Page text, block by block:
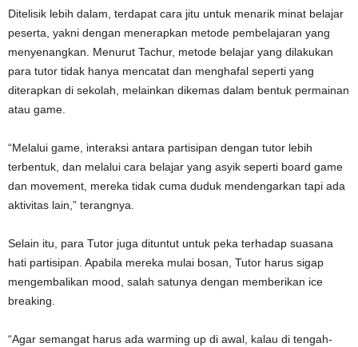
Ditelisik lebih dalam, terdapat cara jitu untuk menarik minat belajar
peserta, yakni dengan menerapkan metode pembelajaran yang
menyenangkan. Menurut Tachur, metode belajar yang dilakukan
para tutor tidak hanya mencatat dan menghafal seperti yang
diterapkan di sekolah, melainkan dikemas dalam bentuk permainan
atau game.
“Melalui game, interaksi antara partisipan dengan tutor lebih
terbentuk, dan melalui cara belajar yang asyik seperti board game
dan movement, mereka tidak cuma duduk mendengarkan tapi ada
aktivitas lain,” terangnya.
Selain itu, para Tutor juga dituntut untuk peka terhadap suasana
hati partisipan. Apabila mereka mulai bosan, Tutor harus sigap
mengembalikan mood, salah satunya dengan memberikan ice
breaking.
“Agar semangat harus ada warming up di awal, kalau di tengah-